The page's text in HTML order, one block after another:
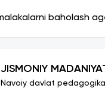
baholash
JISMONIY
Navoiy davlat